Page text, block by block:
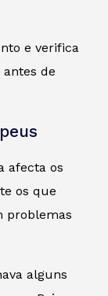
e verifica
de
afecta os
os que
problemas
alguns